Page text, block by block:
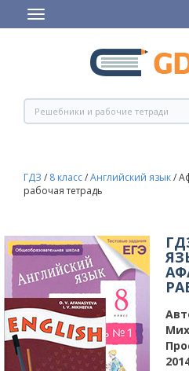
ГДЗ / 8 класс/Английский язык/
рабочая тетрадь